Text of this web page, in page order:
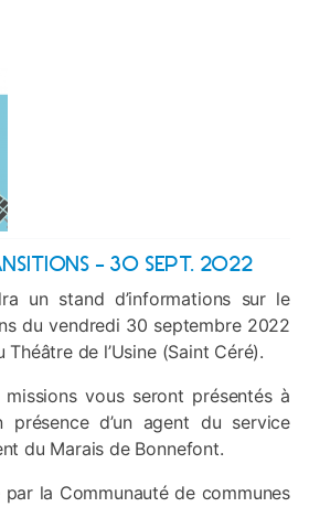
– 30 SEPT. 2022
un stand d’informations sur le
du vendredi 30 septembre 2022
Théâtre de l’Usine (Saint Céré).
vous seront présentés à
présence d’un agent du service
du Marais de Bonnefont.
la Communauté de communes